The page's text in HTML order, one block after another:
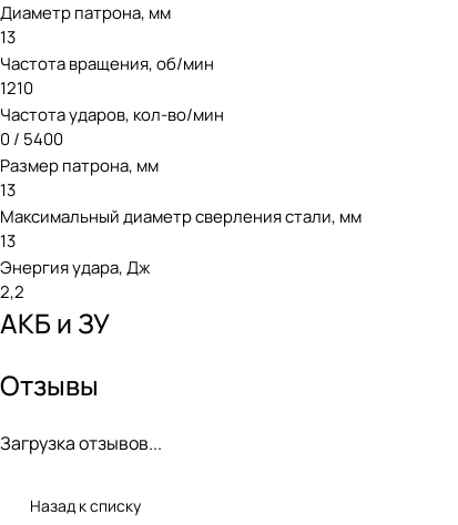
Диаметр патрона, мм
13
Частота вращения, об/мин
1210
Частота ударов, кол-во/мин
0 / 5400
Размер патрона, мм
13
Максимальный диаметр сверления стали, мм
13
Энергия удара, Дж
2,2
АКБ и ЗУ
Отзывы
Загрузка отзывов...
Назад к списку